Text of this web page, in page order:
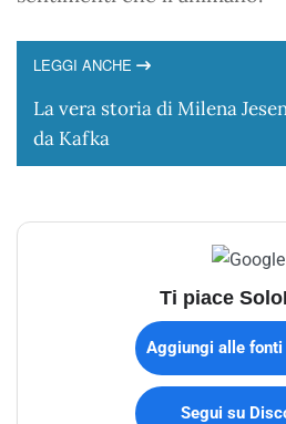
LEGGI ANCHE
La vera storia di Milena
da Kafka
Ti piace
Aggiungi alle
Segui su